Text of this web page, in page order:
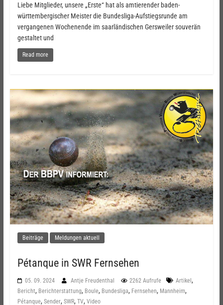
Liebe Mitglieder, unsere „Erste“ hat als amtierender baden-
württembergischer Meister die Bundesliga-Aufstiegsrunde am
vergangenen Wochenende im saarländischen Gersweiler souverän
gestaltet und
Read more
Beiträge Meldungen aktuell
Pétanque in SWR Fernsehen
05. 09. 2024 Antje Freudenthal 2262 Aufrufe Artikel ,
Bericht, Berichterstattung, Boule, Bundesliga, Fernsehen, Mannheim,
Pétanque, Sender, SWR, TV, Video